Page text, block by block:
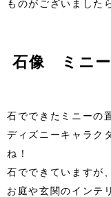
ものがございました
石像 ミニー
石でできたミニーの
ディズニーキャラク
ね！
石でできていますが
お庭や玄関のインテ